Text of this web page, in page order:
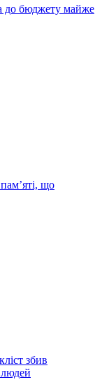
до бюджету майже
що
збив
людей